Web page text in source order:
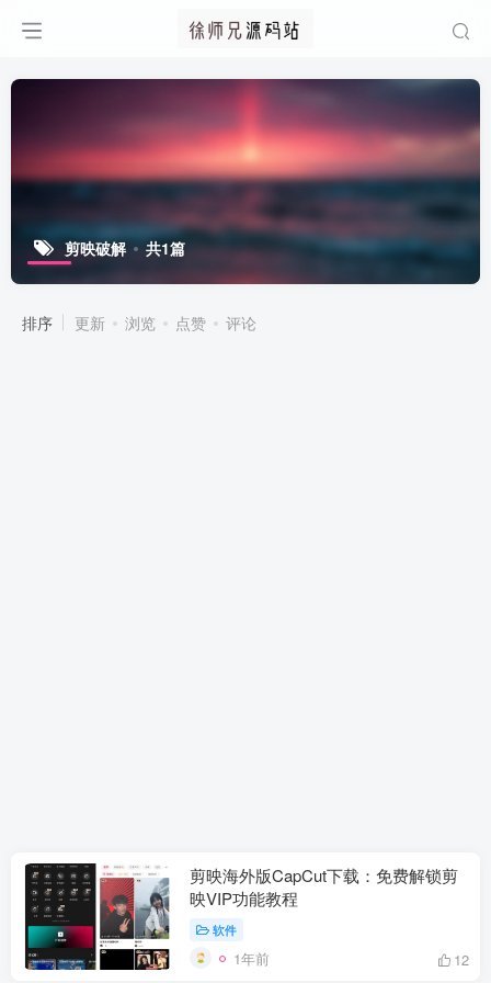
剪映破解 共1篇
排序 更新 浏览 点赞 评论
剪映海外版CapCut下载：免费解锁剪
映VIP功能教程
软件
1年前 12